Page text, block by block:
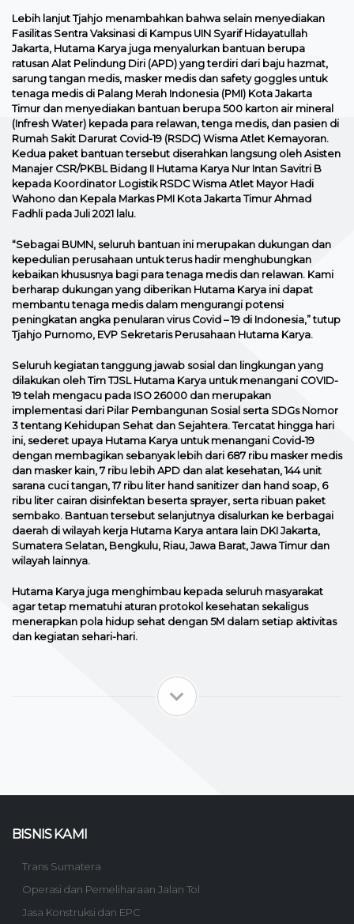
Lebih lanjut Tjahjo menambahkan bahwa selain menyediakan
Fasilitas Sentra Vaksinasi di Kampus UIN Syarif Hidayatullah
Jakarta, Hutama Karya juga menyalurkan bantuan berupa
ratusan Alat Pelindung Diri (APD) yang terdiri dari baju hazmat,
sarung tangan medis, masker medis dan safety goggles untuk
tenaga medis di Palang Merah Indonesia (PMI) Kota Jakarta
Timur dan menyediakan bantuan berupa 500 karton air mineral
(Infresh Water) kepada para relawan, tenga medis, dan pasien di
Rumah Sakit Darurat Covid-19 (RSDC) Wisma Atlet Kemayoran.
Kedua paket bantuan tersebut diserahkan langsung oleh Asisten
Manajer CSR/PKBL Bidang II Hutama Karya Nur Intan Savitri B
kepada Koordinator Logistik RSDC Wisma Atlet Mayor Hadi
Wahono dan Kepala Markas PMI Kota Jakarta Timur Ahmad
Fadhli pada Juli 2021 lalu.
“Sebagai BUMN, seluruh bantuan ini merupakan dukungan dan
kepedulian perusahaan untuk terus hadir menghubungkan
kebaikan khususnya bagi para tenaga medis dan relawan. Kami
berharap dukungan yang diberikan Hutama Karya ini dapat
membantu tenaga medis dalam mengurangi potensi
peningkatan angka penularan virus Covid – 19 di Indonesia,” tutup
Tjahjo Purnomo, EVP Sekretaris Perusahaan Hutama Karya.
Seluruh kegiatan tanggung jawab sosial dan lingkungan yang
dilakukan oleh Tim TJSL Hutama Karya untuk menangani COVID-
19 telah mengacu pada ISO 26000 dan merupakan
implementasi dari Pilar Pembangunan Sosial serta SDGs Nomor
3 tentang Kehidupan Sehat dan Sejahtera. Tercatat hingga hari
ini, sederet upaya Hutama Karya untuk menangani Covid-19
dengan membagikan sebanyak lebih dari 687 ribu masker medis
dan masker kain, 7 ribu lebih APD dan alat kesehatan, 144 unit
sarana cuci tangan, 17 ribu liter hand sanitizer dan hand soap, 6
ribu liter cairan disinfektan beserta sprayer, serta ribuan paket
sembako. Bantuan tersebut selanjutnya disalurkan ke berbagai
daerah di wilayah kerja Hutama Karya antara lain DKI Jakarta,
Sumatera Selatan, Bengkulu, Riau, Jawa Barat, Jawa Timur dan
wilayah lainnya.
Hutama Karya juga menghimbau kepada seluruh masyarakat
agar tetap mematuhi aturan protokol kesehatan sekaligus
menerapkan pola hidup sehat dengan 5M dalam setiap aktivitas
dan kegiatan sehari-hari.
BISNIS KAMI
Trans Sumatera
Operasi dan Pemeliharaan Jalan Tol
Jasa Konstruksi dan EPC